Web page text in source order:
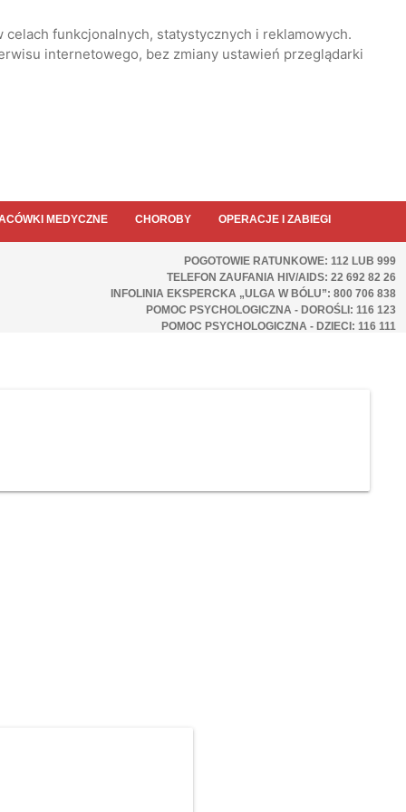
funkcjonalnych, statystycznych i reklamowych.
internetowego, bez zmiany ustawień przeglądarki
MEDYCZNE CHOROBY OPERACJE I ZABIEGI
POGOTOWIE RATUNKOWE: 112 LUB 999
TELEFON ZAUFANIA HIV/AIDS: 22 692 82 26
INFOLINIA EKSPERCKA „ULGA W BÓLU”: 800 706 838
POMOC PSYCHOLOGICZNA - DOROŚLI: 116 123
POMOC PSYCHOLOGICZNA - DZIECI: 116 111